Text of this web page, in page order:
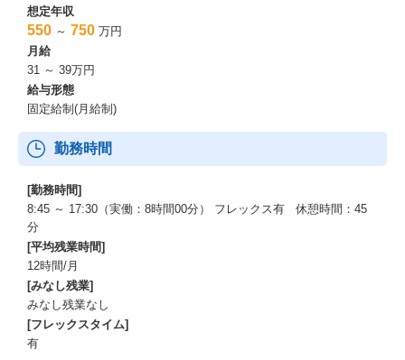
想定年収
550 ～ 750 万円
月給
31 ～ 39万円
給与形態
固定給制(月給制)
勤務時間
[勤務時間]
8:45 ～ 17:30（実働：8時間00分） フレックス有 休憩時間：45
分
[平均残業時間]
12時間/月
[みなし残業]
みなし残業なし
[フレックスタイム]
有